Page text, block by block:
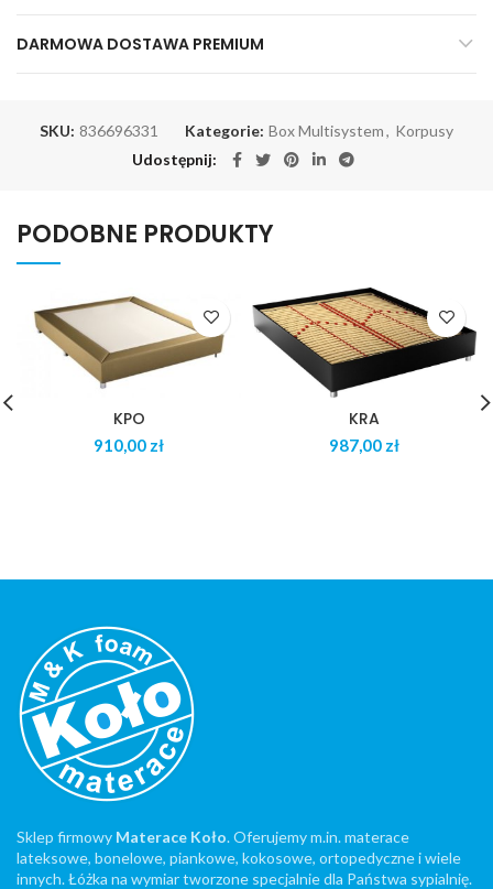
DARMOWA DOSTAWA PREMIUM
SKU: 836696331 Kategorie: Box Multisystem, Korpusy
Udostępnij
PODOBNE PRODUKTY
KPO
zł
KRA
zł
Sklep firmowy Materace Koło. Oferujemy m.in. materace
lateksowe, bonelowe, piankowe, kokosowe, ortopedyczne i wiele
innych. Łóżka na wymiar tworzone specjalnie dla Państwa sypialnię.